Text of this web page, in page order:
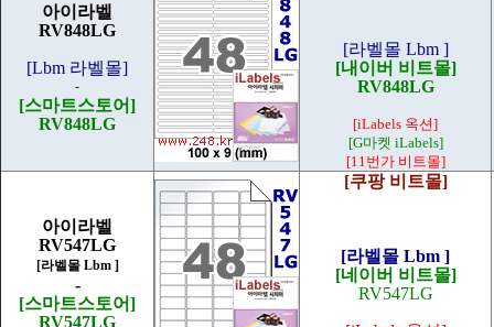
아이라벨
RV848LG
[Lbm 라벨몰]
-
[스마트스토어]
RV848LG
[라벨몰 Lbm ]
[내이버 비트몰]
RV848LG
[iLabels 옥션]
[G마켓 iLabels]
[11번가 비트몰]
아이라벨
RV547LG
[라벨몰 Lbm ]
-
[스마트스토어]
RV547LG
[쿠팡 비트몰]
[라벨몰 Lbm ]
[네이버 비트몰]
RV547LG